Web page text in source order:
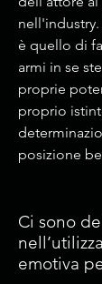
è quello di
armi in se
proprie
proprio
posizione
Ci sono
emotiva